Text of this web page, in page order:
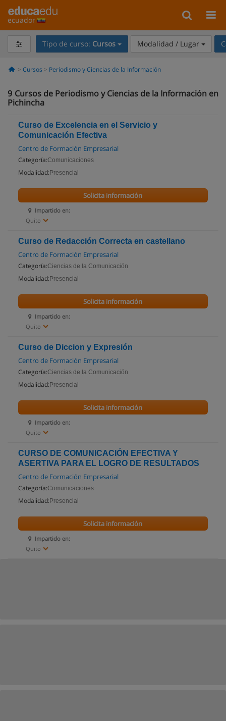
ecuador
Tipo de curso: Cursos Modalidad / Lugar
Cursos Periodismo y Ciencias de la Información
9 Cursos de Periodismo y Ciencias de la Información en
Pichincha
Curso de Excelencia en el Servicio y
Comunicación Efectiva
Centro de Formación Empresarial
Categoría:Comunicaciones
Modalidad: Presencial
Impartido en:
Quito
Solicita información
Curso de Redacción Correcta en castellano
Centro de Formación Empresarial
Categoría:Ciencias de la Comunicación
Modalidad: Presencial
Impartido en:
Quito
Solicita información
Curso de Diccion y Expresión
Centro de Formación Empresarial
Categoría:Ciencias de la Comunicación
Modalidad: Presencial
Impartido en:
Quito
Solicita información
CURSO DE COMUNICACIÓN EFECTIVA Y
ASERTIVA PARA EL LOGRO DE RESULTADOS
Centro de Formación Empresarial
Categoría:Comunicaciones
Modalidad: Presencial
Impartido en:
Quito
Solicita información